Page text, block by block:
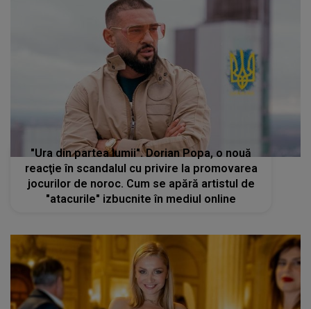
"Ura din partea lumii". Dorian Popa, o nouă
reacţie în scandalul cu privire la promovarea
jocurilor de noroc. Cum se apără artistul de
"atacurile" izbucnite în mediul online